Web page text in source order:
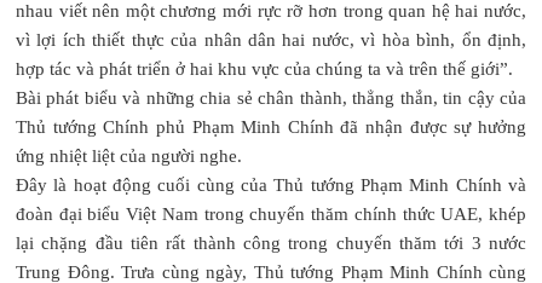
nhau viết nên một chương mới rực rỡ hơn trong quan hệ hai nước,
vì lợi ích thiết thực của nhân dân hai nước, vì hòa bình, ổn định,
hợp tác và phát triển ở hai khu vực của chúng ta và trên thế giới”.
Bài phát biểu và những chia sẻ chân thành, thẳng thắn, tin cậy của
Thủ tướng Chính phủ Phạm Minh Chính đã nhận được sự hưởng
ứng nhiệt liệt của người nghe.
Đây là hoạt động cuối cùng của Thủ tướng Phạm Minh Chính và
đoàn đại biểu Việt Nam trong chuyến thăm chính thức UAE, khép
lại chặng đầu tiên rất thành công trong chuyến thăm tới 3 nước
Trung Đông. Trưa cùng ngày, Thủ tướng Phạm Minh Chính cùng